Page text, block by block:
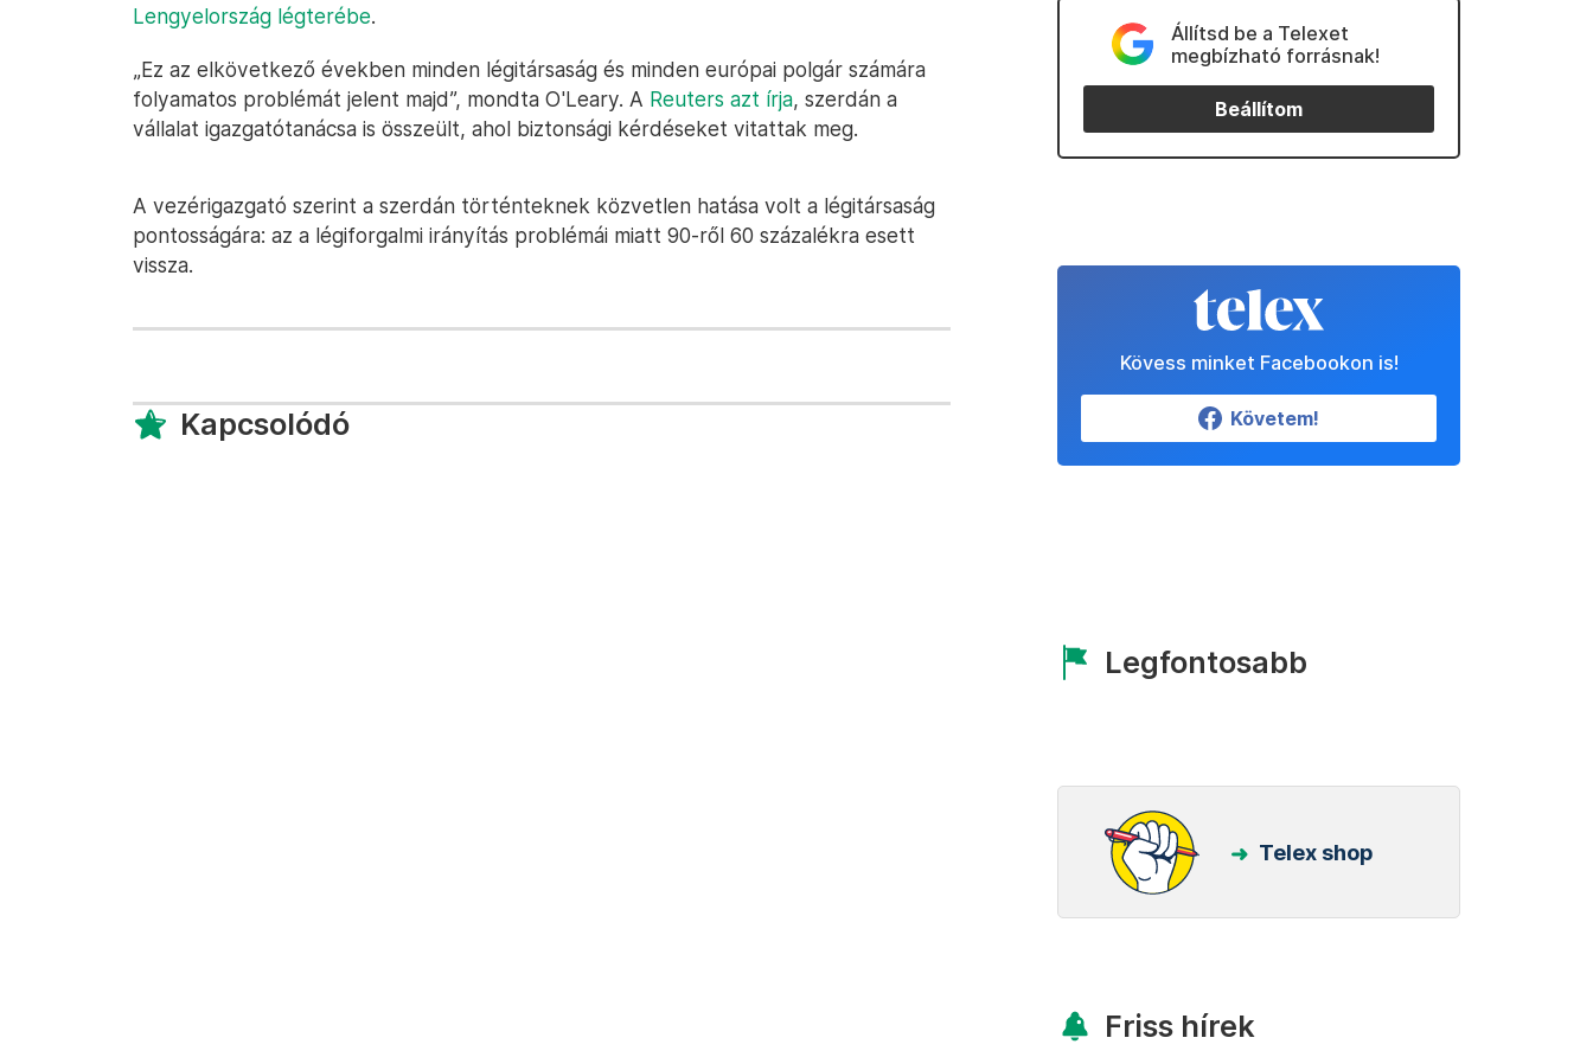
Lengyelország légterébe.
„Ez az elkövetkező években minden légitársaság és minden európai polgár számára
folyamatos problémát jelent majd”, mondta O'Leary. A Reuters azt írja, szerdán a
vállalat igazgatótanácsa is összeült, ahol biztonsági kérdéseket vitattak meg.
A vezérigazgató szerint a szerdán történteknek közvetlen hatása volt a légitársaság
pontosságára: az a légiforgalmi irányítás problémái miatt 90-ről 60 százalékra esett
vissza.
Kapcsolódó
Állítsd be a Telexet
megbízható forrásnak!
Beállítom
Kövess minket Facebookon is!
Követem!
Legfontosabb
Telex shop
Friss hírek